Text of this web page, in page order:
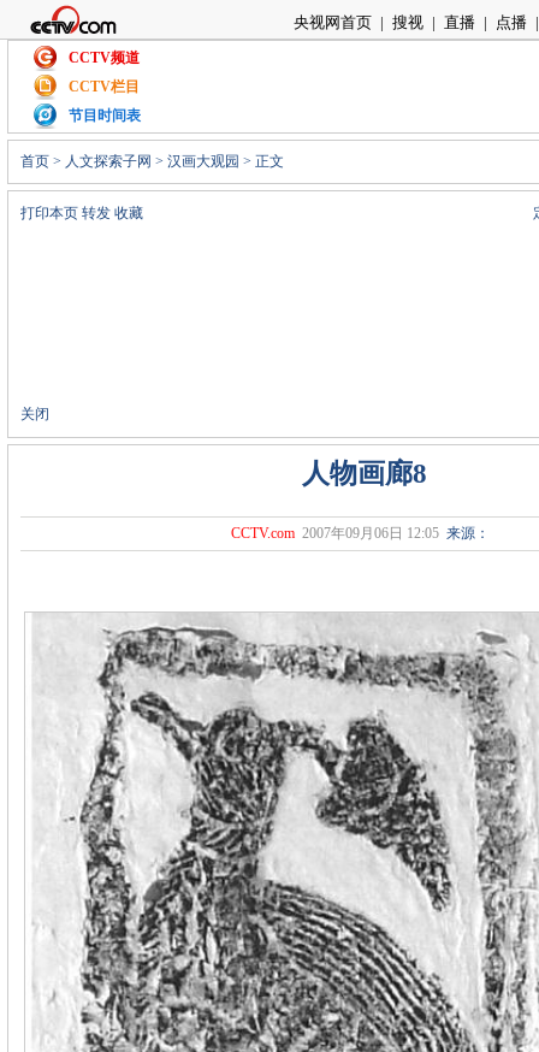
央视网首页 | 搜视 | 直播 | 点播 |
CCTV频道
CCTV栏目
节目时间表
首页 > 人文探索子网 > 汉画大观园 > 正文
打印本页 转发 收藏
关闭
人物画廊8
CCTV.com 2007年09月06日 12:05 来源：